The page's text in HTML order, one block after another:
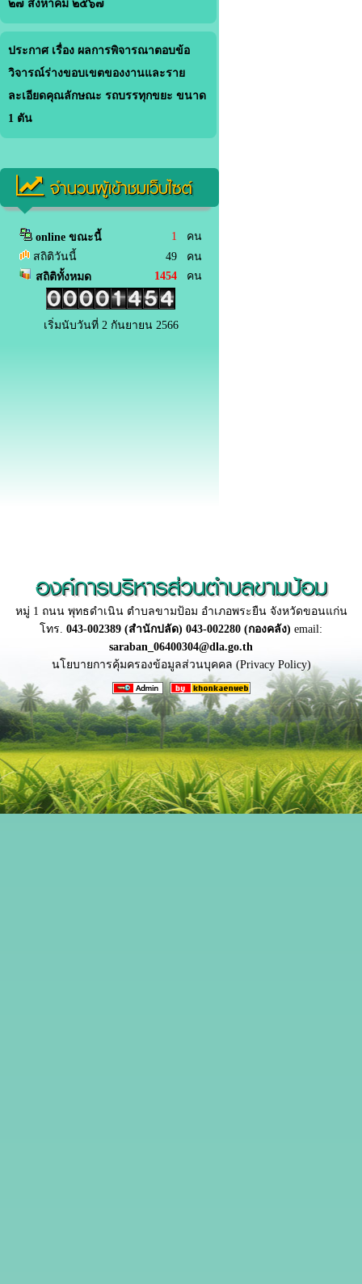
๒๗ สิงหาคม ๒๕๖๗
ประกาศ เรื่อง ผลการพิจารณาตอบข้อ
วิจารณ์ร่างขอบเขตของงานและราย
ละเอียดคุณลักษณะ รถบรรทุกขยะ ขนาด
1 ตัน
จำนวนผู้เข้าชมเว็บไซต์
online ขณะนี้ 1 คน
สถิติวันนี้
49 คน
สถิติทั้งหมด
1454 คน
เริ่มนับวันที่ 2 กันยายน 2566
องค์การบริหารส่วนตำบลขามป้อม
หมู่ 1 ถนน พุทธดำเนิน ตำบลขามป้อม อำเภอพระยืน จังหวัดขอนแก่น
โทร. 043-002389 (สำนักปลัด) 043-002280 (กองคลัง) email:
saraban_06400304@dla.go.th
นโยบายการคุ้มครองข้อมูลส่วนบุคคล (Privacy Policy)